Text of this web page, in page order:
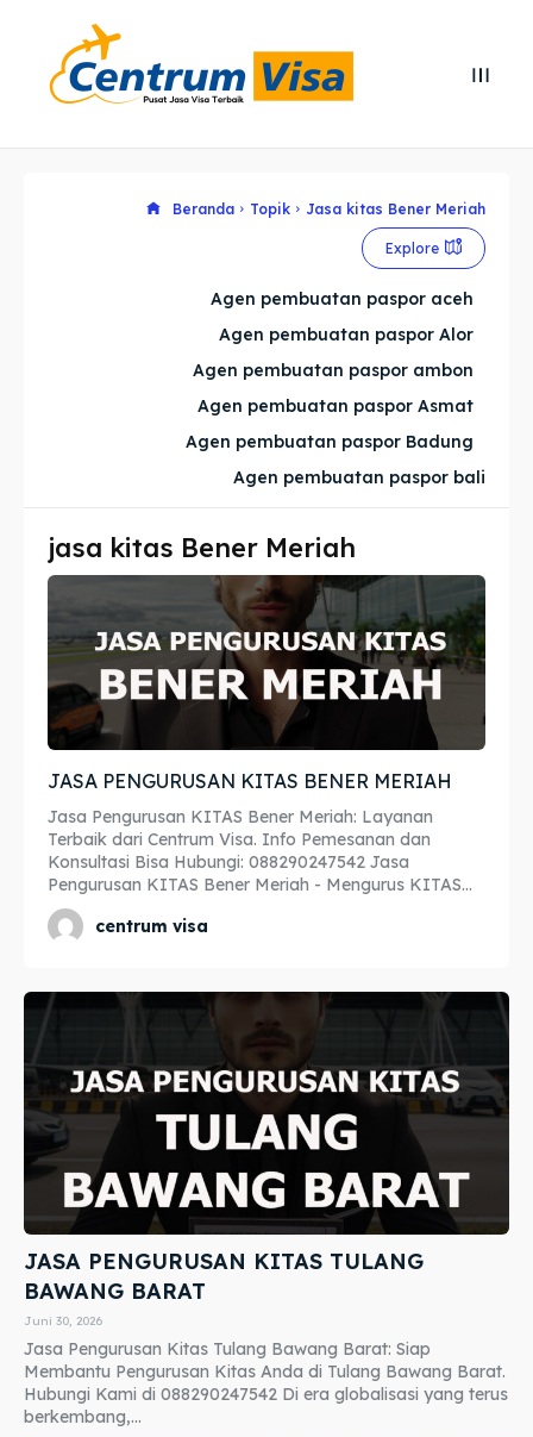
Cari
Cari
Explore our destinations
Imta
Legalisir
Apostille
Penerjemah
Asuransi
Blog
Explore our destinations
Imta
Legalisir
Apostille
Penerjemah
Asuransi
Blog
Beranda Topik Jasa kitas Bener Meriah
Explore
Agen pembuatan paspor aceh
Agen pembuatan paspor Alor
Agen pembuatan paspor ambon
Agen pembuatan paspor Asmat
Agen pembuatan paspor Badung
Agen pembuatan paspor bali
jasa kitas Bener Meriah
JASA PENGURUSAN KITAS BENER MERIAH
Jasa Pengurusan KITAS Bener Meriah: Layanan
Terbaik dari Centrum Visa. Info Pemesanan dan
Konsultasi Bisa Hubungi: 088290247542 Jasa
Pengurusan KITAS Bener Meriah - Mengurus KITAS...
centrum visa
JASA PENGURUSAN KITAS TULANG
BAWANG BARAT
Juni 30, 2026
Jasa Pengurusan Kitas Tulang Bawang Barat: Siap
Membantu Pengurusan Kitas Anda di Tulang Bawang Barat.
Hubungi Kami di 088290247542 Di era globalisasi yang terus
berkembang,...